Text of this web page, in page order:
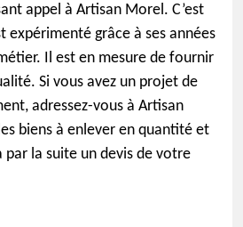
appel à Artisan Morel. C’est
expérimenté grâce à ses années
Il est en mesure de fournir
Si vous avez un projet de
adressez-vous à Artisan
biens à enlever en quantité et
la suite un devis de votre